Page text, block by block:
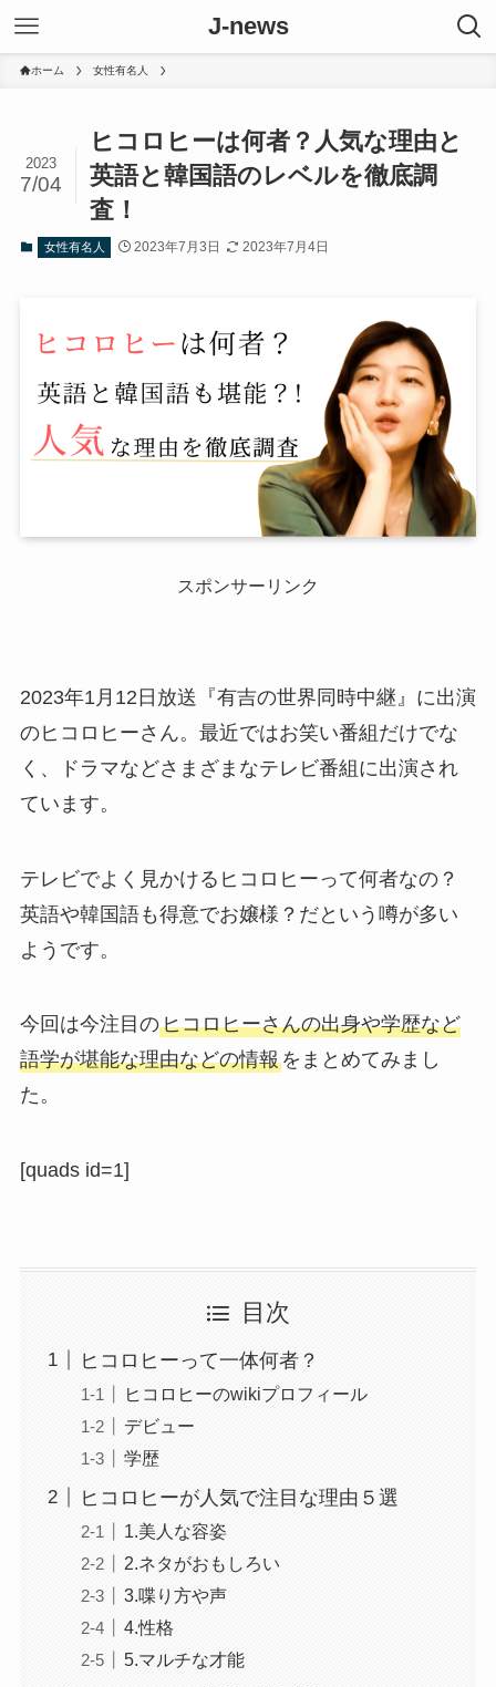
J-news
ホーム 女性有名人
ヒコロヒーは何者？人気な理由と
英語と韓国語のレベルを徹底調
査！
2023
7/04
女性有名人 2023年7月3日 2023年7月4日
スポンサーリンク
2023年1月12日放送『有吉の世界同時中継』に出演
のヒコロヒーさん。最近ではお笑い番組だけでな
く、ドラマなどさまざまなテレビ番組に出演され
ています。
テレビでよく見かけるヒコロヒーって何者なの？
英語や韓国語も得意でお嬢様？だという噂が多い
ようです。
今回は今注目のヒコロヒーさんの出身や学歴など
語学が堪能な理由などの情報をまとめてみまし
た。
[quads id=1]
目次
ヒコロヒーって一体何者？
ヒコロヒーのwikiプロフィール
デビュー
学歴
ヒコロヒーが人気で注目な理由５選
1.美人な容姿
2.ネタがおもしろい
3.喋り方や声
4.性格
5.マルチな才能